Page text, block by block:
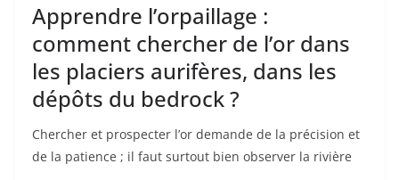
Apprendre l’orpaillage :
comment chercher de l’or dans
les placiers aurifères, dans les
dépôts du bedrock ?
Chercher et prospecter l’or demande de la précision et
de la patience ; il faut surtout bien observer la rivière